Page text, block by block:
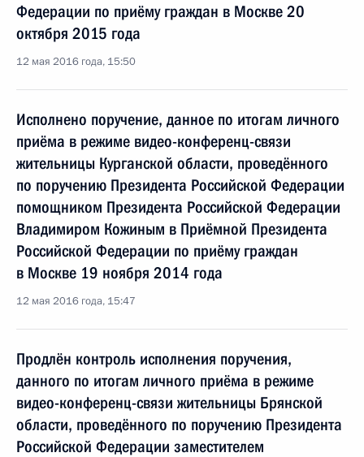
Федерации по приёму граждан в Москве 20
октября 2015 года
12 мая 2016 года, 15:50
Исполнено поручение, данное по итогам личного
приёма в режиме видео-конференц-связи
жительницы Курганской области, проведённого
по поручению Президента Российской Федерации
помощником Президента Российской Федерации
Владимиром Кожиным в Приёмной Президента
Российской Федерации по приёму граждан
в Москве 19 ноября 2014 года
12 мая 2016 года, 15:47
Продлён контроль исполнения поручения,
данного по итогам личного приёма в режиме
видео-конференц-связи жительницы Брянской
области, проведённого по поручению Президента
Российской Федерации заместителем